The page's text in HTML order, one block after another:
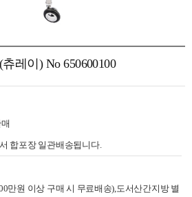
레이) No 650600100
합포장 일관배송됩니다.
만원 이상 구매 시 무료배송),도서산간지방 별